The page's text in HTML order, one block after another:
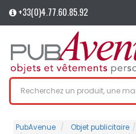
+33(0)4.77.60.85.92
PubAvenue Objet publicitaire